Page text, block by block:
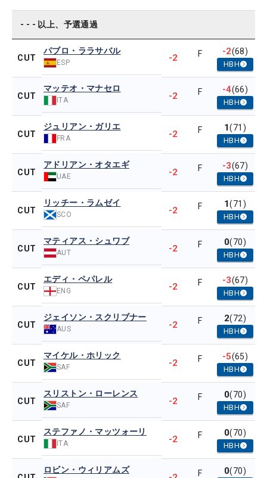
- - - 以上、予選通過
CUT
パブロ・ララサバル
ESP -2 F -2(68)
HBH
CUT
マッテオ・マナセロ
ITA -2 F -4(66)
HBH
CUT
ジュリアン・ガリエ
FRA -2 F 1(71)
HBH
CUT
アドリアン・オタエギ
UAE -2 F -3(67)
HBH
CUT
リッチー・ラムゼイ
SCO -2 F 1(71)
HBH
CUT
マティアス・シュワブ
AUT -2 F 0(70)
HBH
CUT
エディ・ペパレル
ENG -2 F -3(67)
HBH
CUT
ジェイソン・スクリブナー
AUS -2 F 2(72)
HBH
CUT
マイケル・ホリック
SAF -2 F -5(65)
HBH
CUT
スリストン・ローレンス
SAF -2 F 0(70)
HBH
CUT
ステファノ・マッツォーリ
ITA -2 F 0(70)
HBH
ロビン・ウィリアムズ F 0(70)